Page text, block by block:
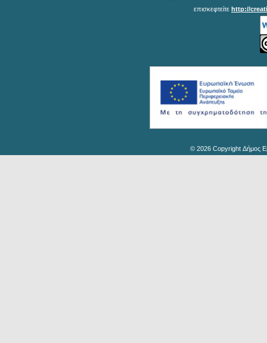
επισκεφτείτε http://
© 2026 Copyright Δήμος